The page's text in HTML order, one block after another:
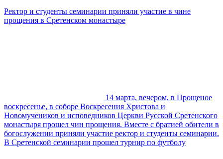
Ректор и студенты семинарии приняли участие в чине
прощения в Сретенском монастыре
14 марта, вечером, в Прощеное
воскресенье, в соборе Воскресения Христова и
Новомучеников и исповедников Церкви Русской Сретенского
монастыря прошел чин прощения. Вместе с братией обители в
богослужении приняли участие ректор и студенты семинарии.
В Сретенской семинарии прошел турнир по футболу